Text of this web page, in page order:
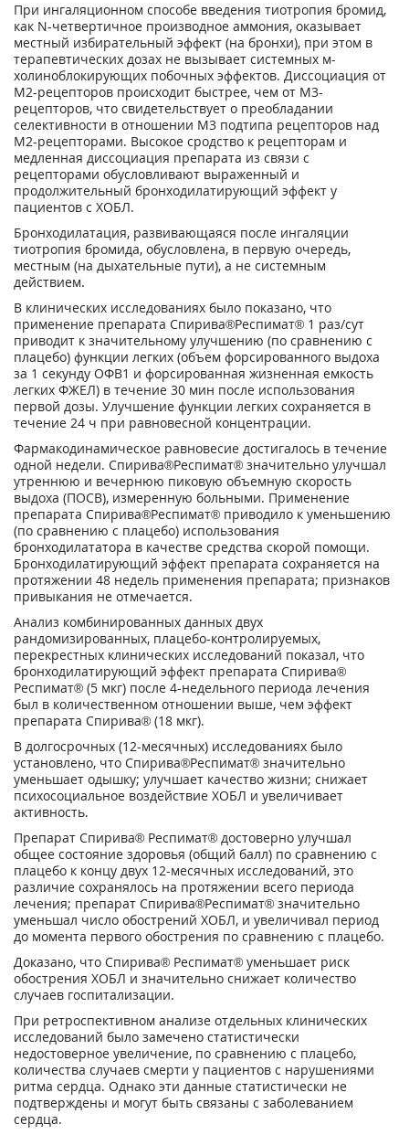
При ингаляционном способе введения тиотропия бромид,
как N-четвертичное производное аммония, оказывает
местный избирательный эффект (на бронхи), при этом в
терапевтических дозах не вызывает системных м-
холиноблокирующих побочных эффектов. Диссоциация от
М2-рецепторов происходит быстрее, чем от М3-
рецепторов, что свидетельствует о преобладании
селективности в отношении М3 подтипа рецепторов над
М2-рецепторами. Высокое сродство к рецепторам и
медленная диссоциация препарата из связи с
рецепторами обусловливают выраженный и
продолжительный бронходилатирующий эффект у
пациентов с ХОБЛ.
Бронходилатация, развивающаяся после ингаляции
тиотропия бромида, обусловлена, в первую очередь,
местным (на дыхательные пути), а не системным
действием.
В клинических исследованиях было показано, что
применение препарата Спирива®Респимат® 1 раз/сут
приводит к значительному улучшению (по сравнению с
плацебо) функции легких (объем форсированного выдоха
за 1 секунду ОФВ1 и форсированная жизненная емкость
легких ФЖЕЛ) в течение 30 мин после использования
первой дозы. Улучшение функции легких сохраняется в
течение 24 ч при равновесной концентрации.
Фармакодинамическое равновесие достигалось в течение
одной недели. Спирива®Респимат® значительно улучшал
утреннюю и вечернюю пиковую объемную скорость
выдоха (ПОСВ), измеренную больными. Применение
препарата Спирива®Респимат® приводило к уменьшению
(по сравнению с плацебо) использования
бронходилататора в качестве средства скорой помощи.
Бронходилатирующий эффект препарата сохраняется на
протяжении 48 недель применения препарата; признаков
привыкания не отмечается.
Анализ комбинированных данных двух
рандомизированных, плацебо-контролируемых,
перекрестных клинических исследований показал, что
бронходилатирующий эффект препарата Спирива®
Респимат® (5 мкг) после 4-недельного периода лечения
был в количественном отношении выше, чем эффект
препарата Спирива® (18 мкг).
В долгосрочных (12-месячных) исследованиях было
установлено, что Спирива®Респимат® значительно
уменьшает одышку; улучшает качество жизни; снижает
психосоциальное воздействие ХОБЛ и увеличивает
активность.
Препарат Спирива® Респимат® достоверно улучшал
общее состояние здоровья (общий балл) по сравнению с
плацебо к концу двух 12-месячных исследований, это
различие сохранялось на протяжении всего периода
лечения; препарат Спирива®Респимат® значительно
уменьшал число обострений ХОБЛ, и увеличивал период
до момента первого обострения по сравнению с плацебо.
Доказано, что Спирива® Респимат® уменьшает риск
обострения ХОБЛ и значительно снижает количество
случаев госпитализации.
При ретроспективном анализе отдельных клинических
исследований было замечено статистически
недостоверное увеличение, по сравнению с плацебо,
количества случаев смерти у пациентов с нарушениями
ритма сердца. Однако эти данные статистически не
подтверждены и могут быть связаны с заболеванием
сердца.